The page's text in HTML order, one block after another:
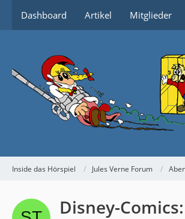
Dashboard Artikel Mitglieder
Inside das Hörspiel Jules Verne Forum
Disney-